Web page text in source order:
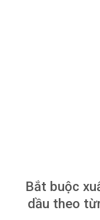
Bắt buộc
dầu theo